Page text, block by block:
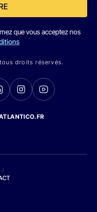
que vous acceptez nos
droits réservés.
/